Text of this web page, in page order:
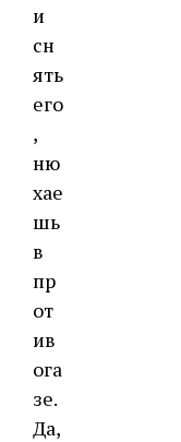
и
сн
ять
его
,
ню
хае
шь
в
пр
от
ив
ога
зе.
Да,